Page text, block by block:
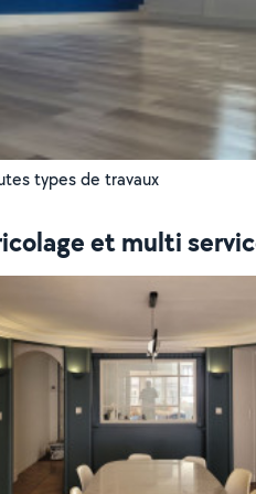
types de travaux
et multi